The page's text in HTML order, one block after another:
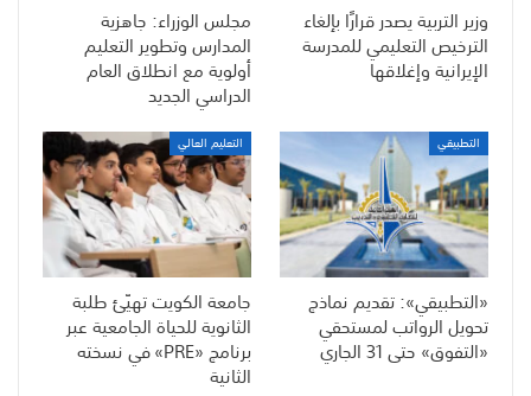
وزير التربية يصدر قرارًا بإلغاء
الترخيص التعليمي للمدرسة
الإيرانية وإغلاقها
مجلس الوزراء: جاهزية
المدارس وتطوير التعليم
أولوية مع انطلاق العام
الدراسي الجديد
التطبيقي
«التطبيقي»: تقديم نماذج
تحويل الرواتب لمستحقي
«التفوق» حتى 31 الجاري
التعليم العالي
جامعة الكويت تهيّئ طلبة
الثانوية للحياة الجامعية عبر
برنامج «PRE» في نسخته
الثانية